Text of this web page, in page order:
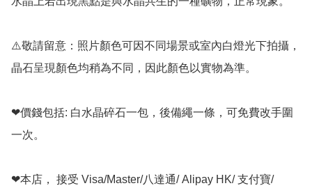
⚠️敬請留意：照片顏色可因不同場景或室內白燈光下拍攝，
晶石呈現顏色均稍為不同，因此顏色以實物為準。
❤價錢包括: 白水晶碎石一包，後備繩一條，可免費改手圍
一次。
❤本店， 接受 Visa/Master/八達通/ Alipay HK/ 支付寶/